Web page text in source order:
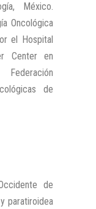
México.
Oncológica
el Hospital
Center en
de
de
paratiroidea